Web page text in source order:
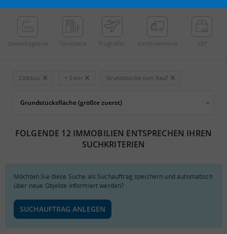
Gewerbe­gebiet Tankstelle Flughafen Kombi­terminal KEP
Cottbus + 0 km Grundstücke zum Kauf
FOLGENDE 12 IMMOBILIEN ENTSPRECHEN IHREN
SUCHKRITERIEN
Möchten Sie diese Suche als Suchauftrag speichern und automatisch
über neue Objekte informiert werden?
SUCHAUFTRAG ANLEGEN